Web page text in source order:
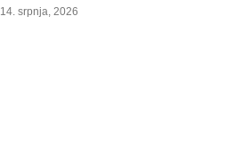
14. srpnja, 2026